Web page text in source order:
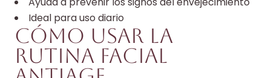
Ideal para uso diario
Cómo usar la
rutina facial